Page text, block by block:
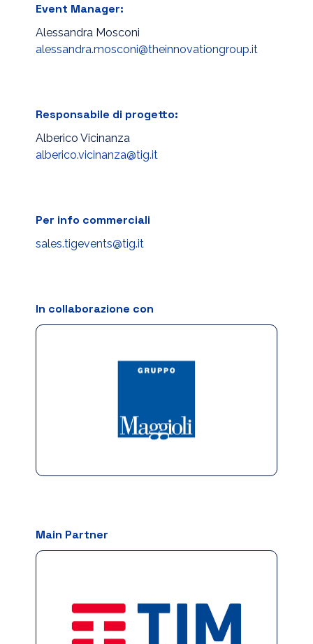
Event Manager:
Alessandra Mosconi
alessandra.mosconi@theinnovationgroup.it
Responsabile di progetto:
Alberico Vicinanza
alberico.vicinanza@tig.it
Per info commerciali
sales.tigevents@tig.it
In collaborazione con
Main Partner